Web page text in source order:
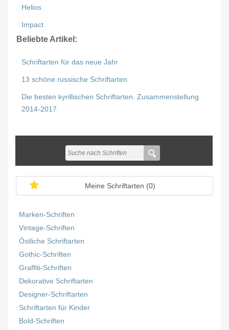
Helios
Impact
Beliebte Artikel:
Schriftarten für das neue Jahr
13 schöne russische Schriftarten
Die besten kyrillischen Schriftarten. Zusammenstellung
2014-2017
Meine Schriftarten (0)
Marken-Schriften
Vintage-Schriften
Östliche Schriftarten
Gothic-Schriften
Graffiti-Schriften
Dekorative Schriftarten
Designer-Schriftarten
Schriftarten für Kinder
Bold-Schriften